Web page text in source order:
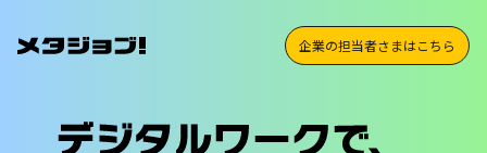
企業の担当者さまはこちら